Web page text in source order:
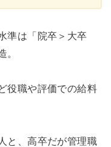
準は「院卒＞大卒
。
役職や評価での給料
と、高卒だが管理職